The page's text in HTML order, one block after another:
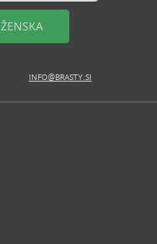
ŽENSKA
INFO@BRASTY.SI